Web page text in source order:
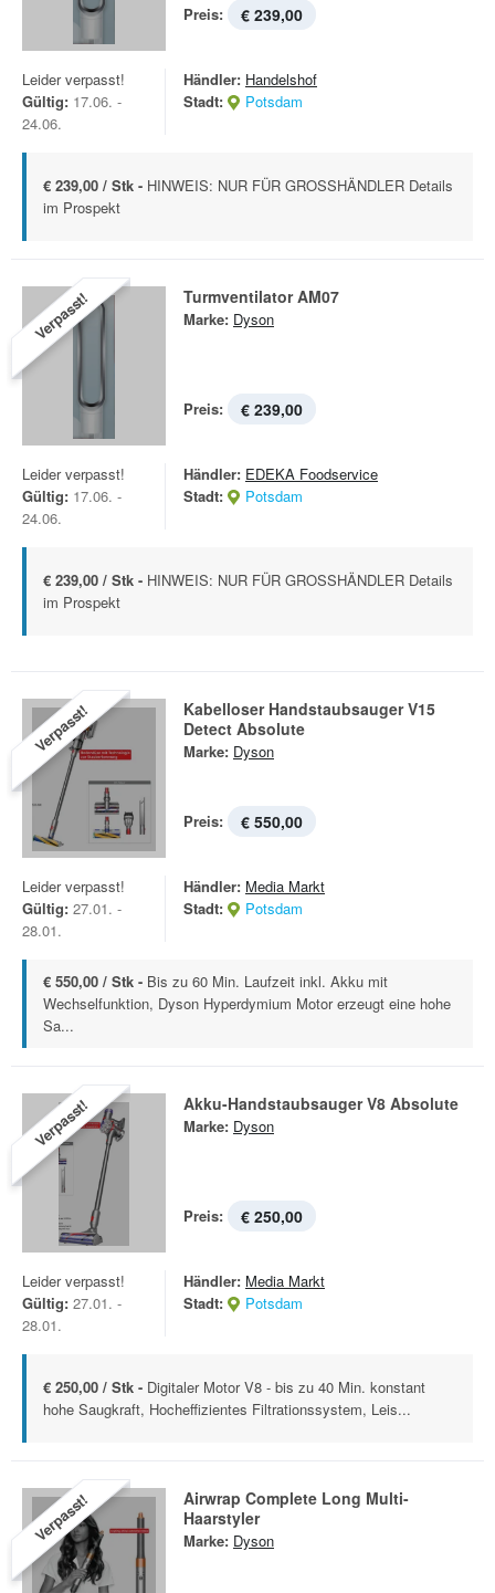
Preis: € 239,00
Leider verpasst!
Gültig: 17.06. -
24.06.
Händler: Handelshof
Stadt:
Potsdam
€ 239,00 / Stk - HINWEIS: NUR FÜR GROSSHÄNDLER Details
im Prospekt
Verpasst! Turmventilator AM07
Marke: Dyson
Preis: € 239,00
Leider verpasst!
Gültig: 17.06. -
24.06.
Händler: EDEKA Foodservice
Stadt:
Potsdam
€ 239,00 / Stk - HINWEIS: NUR FÜR GROSSHÄNDLER Details
im Prospekt
Verpasst!
Kabelloser Handstaubsauger V15
Detect Absolute
Marke: Dyson
Preis: € 550,00
Leider verpasst!
Gültig: 27.01. -
28.01.
Händler: Media Markt
Stadt:
Potsdam
€ 550,00 / Stk - Bis zu 60 Min. Laufzeit inkl. Akku mit
Wechselfunktion, Dyson Hyperdymium Motor erzeugt eine hohe
Sa...
Verpasst! Akku-Handstaubsauger V8 Absolute
Marke: Dyson
Preis: € 250,00
Leider verpasst!
Gültig: 27.01. -
28.01.
Händler: Media Markt
Stadt:
Potsdam
€ 250,00 / Stk - Digitaler Motor V8 - bis zu 40 Min. konstant
hohe Saugkraft, Hocheffizientes Filtrationssystem, Leis...
Verpasst!
Airwrap Complete Long Multi-
Haarstyler
Marke: Dyson